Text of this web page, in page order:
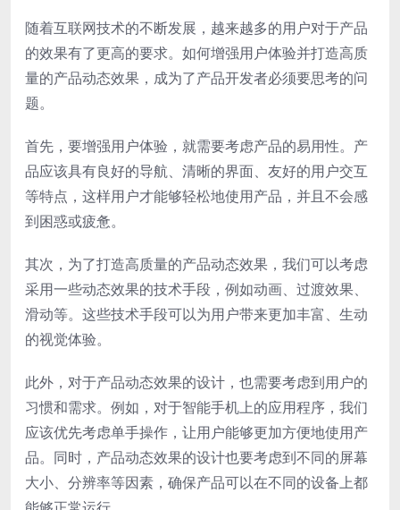
随着互联网技术的不断发展，越来越多的用户对于产品
的效果有了更高的要求。如何增强用户体验并打造高质
量的产品动态效果，成为了产品开发者必须要思考的问
题。
首先，要增强用户体验，就需要考虑产品的易用性。产
品应该具有良好的导航、清晰的界面、友好的用户交互
等特点，这样用户才能够轻松地使用产品，并且不会感
到困惑或疲惫。
其次，为了打造高质量的产品动态效果，我们可以考虑
采用一些动态效果的技术手段，例如动画、过渡效果、
滑动等。这些技术手段可以为用户带来更加丰富、生动
的视觉体验。
此外，对于产品动态效果的设计，也需要考虑到用户的
习惯和需求。例如，对于智能手机上的应用程序，我们
应该优先考虑单手操作，让用户能够更加方便地使用产
品。同时，产品动态效果的设计也要考虑到不同的屏幕
大小、分辨率等因素，确保产品可以在不同的设备上都